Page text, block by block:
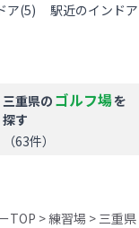
ア(5) 駅近のインドア
三重県の ゴルフ場を
探す
（63件）
TOP >練習場 > 三重県